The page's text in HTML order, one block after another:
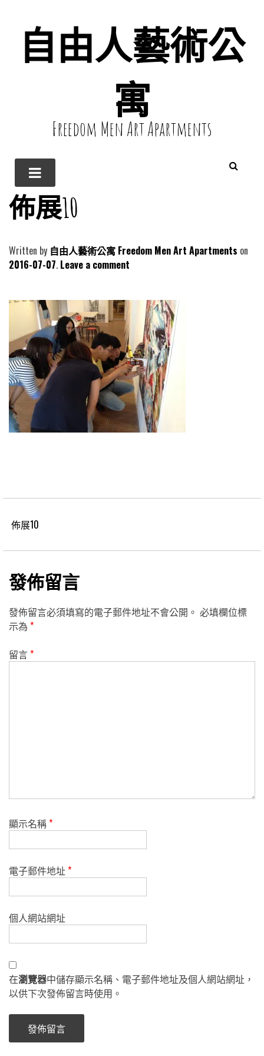
自由人藝術公
寓
Freedom Men Art Apartments
佈展10
Written by 自由人藝術公寓 Freedom Men Art Apartments
2016-07-07 Leave a comment
佈展10
發佈留言
發佈留言必須填寫的電子郵件地址不會公開。 必填欄位標
示為 *
留言*
顯示名稱*
電子郵件地址*
個人網站網址
在瀏覽器中儲存顯示名稱、電子郵件地址及個人網站網址，
以供下次發佈留言時使用。